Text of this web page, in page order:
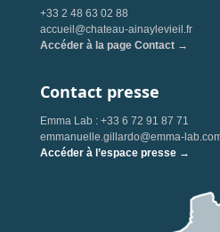
+33 2 48 63 02 88
accueil@chateau-ainaylevieil.fr
Accéder à la page Contact →
Contact presse
Emma Lab : +33 6 72 91 87 71
emmanuelle.gillardo@emma-
Accéder à l’espace presse →